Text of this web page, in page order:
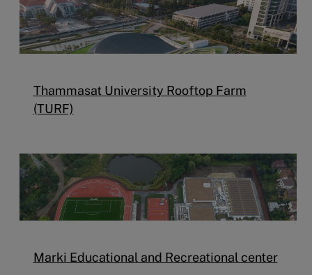
Thammasat University Rooftop Farm
(TURF)
Marki Educational and Recreational center